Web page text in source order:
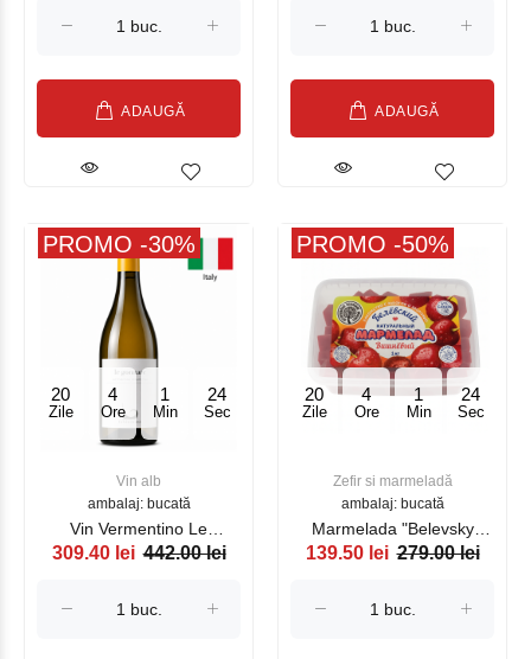
ADAUGĂ ADAUGĂ
20
Zile
4
Ore
1
Min
23
Sec
PROMO -30%
Vin alb
ambalaj: bucată
Vin Vermentino Le
Gonnare Toscana, alb
309.40 lei 442.00 lei
20
Zile
4
Ore
1
Min
23
Sec
PROMO -50%
Zefir si marmeladă
ambalaj: bucată
Marmelada "Belevsky
product" Visina fara zahar
139.50 lei 279.00 lei